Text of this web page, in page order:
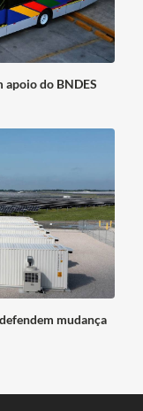
apoio do BNDES
mudança